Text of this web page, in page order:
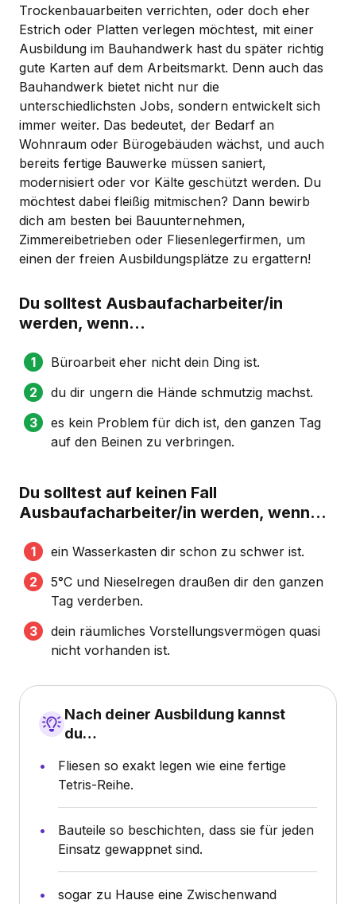
Trockenbauarbeiten verrichten, oder doch eher
Estrich oder Platten verlegen möchtest, mit einer
Ausbildung im Bauhandwerk hast du später richtig
gute Karten auf dem Arbeitsmarkt. Denn auch das
Bauhandwerk bietet nicht nur die
unterschiedlichsten Jobs, sondern entwickelt sich
immer weiter. Das bedeutet, der Bedarf an
Wohnraum oder Bürogebäuden wächst, und auch
bereits fertige Bauwerke müssen saniert,
modernisiert oder vor Kälte geschützt werden. Du
möchtest dabei fleißig mitmischen? Dann bewirb
dich am besten bei Bauunternehmen,
Zimmereibetrieben oder Fliesenlegerfirmen, um
einen der freien Ausbildungsplätze zu ergattern!
Du solltest Ausbaufacharbeiter/in
werden, wenn...
Büroarbeit eher nicht dein Ding ist.
du dir ungern die Hände schmutzig machst.
es kein Problem für dich ist, den ganzen Tag
auf den Beinen zu verbringen.
Du solltest auf keinen Fall
Ausbaufacharbeiter/in werden, wenn...
ein Wasserkasten dir schon zu schwer ist.
5°C und Nieselregen draußen dir den ganzen
Tag verderben.
dein räumliches Vorstellungsvermögen quasi
nicht vorhanden ist.
Nach deiner Ausbildung kannst
du…
Fliesen so exakt legen wie eine fertige
Tetris-Reihe.
Bauteile so beschichten, dass sie für jeden
Einsatz gewappnet sind.
sogar zu Hause eine Zwischenwand